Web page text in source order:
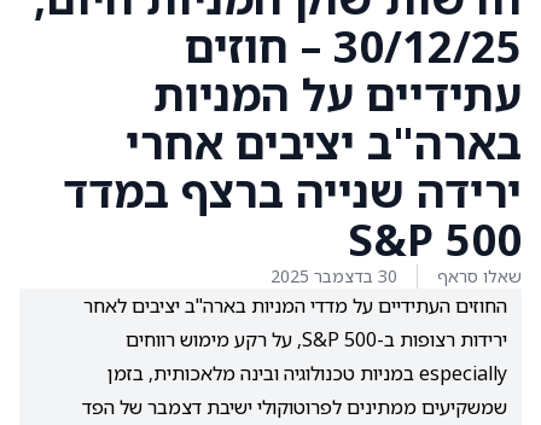
30/12/25 – חוזים
עתידיים על המניות
בארה"ב יציבים אחרי
ירידה שנייה ברצף במדד
S&P 500
שאלו סראף 30 בדצמבר 2025
החוזים העתידיים על מדדי המניות בארה"ב יציבים לאחר
ירידות רצופות ב-S&P 500, על רקע מימוש רווחים
especially במניות טכנולוגיה ובינה מלאכותית, בזמן
שמשקיעים ממתינים לפרוטוקולי ישיבת דצמבר של הפד